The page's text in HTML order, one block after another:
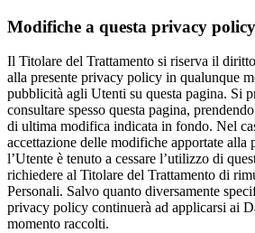
Modifiche a questa privacy policy
Il Titolare del Trattamento si riserva il
alla presente privacy policy in qualunque
pubblicità agli Utenti su questa pagina. Si
consultare spesso questa pagina,
di ultima modifica indicata in fondo. Nel
accettazione delle modifiche apportate alla
l’Utente è tenuto a cessare l’utilizzo di
richiedere al Titolare del Trattamento di
Personali. Salvo quanto diversamente
privacy policy continuerà ad applicarsi ai
momento raccolti.